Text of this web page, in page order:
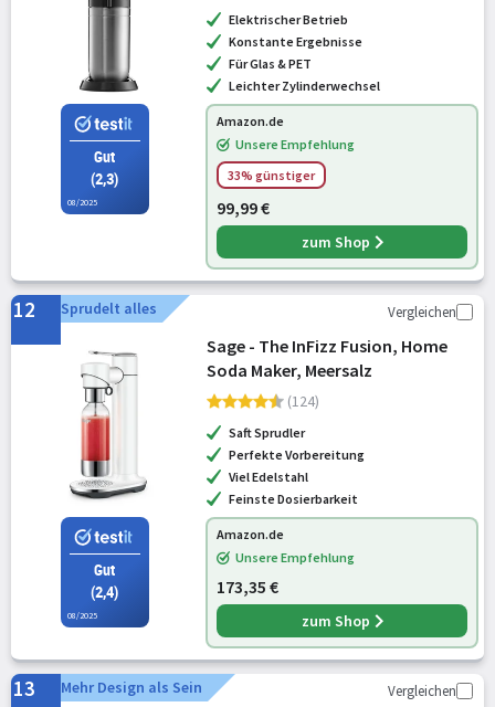
Gut
(2,3)
08/2025
Elektrischer Betrieb
Konstante Ergebnisse
Für Glas & PET
Leichter Zylinderwechsel
Amazon.de
Unsere Empfehlung
33% günstiger
99,99 €
zum Shop
12 Sprudelt alles Vergleichen
Gut
(2,4)
08/2025
Sage - The InFizz Fusion, Home
Soda Maker, Meersalz
(124)
Saft Sprudler
Perfekte Vorbereitung
Viel Edelstahl
Feinste Dosierbarkeit
Amazon.de
Unsere Empfehlung
173,35 €
zum Shop
13 Mehr Design als Sein Vergleichen